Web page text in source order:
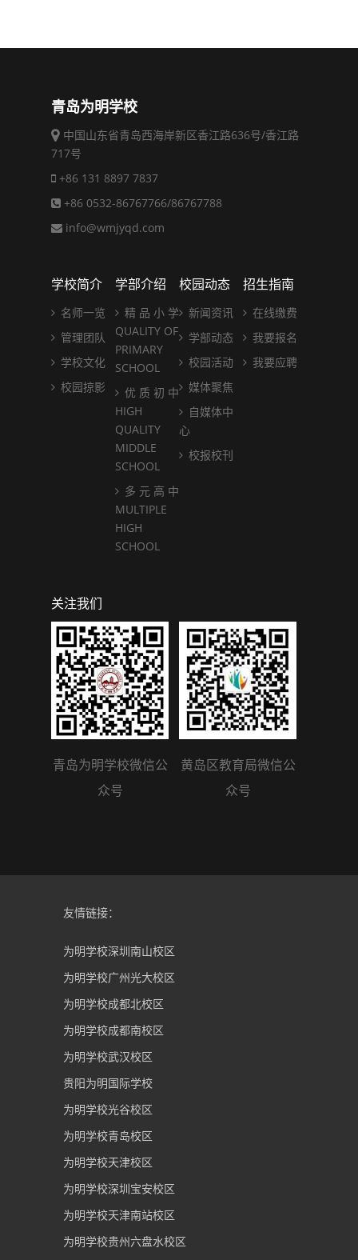
青岛为明学校
中国山东省青岛西海岸新区香江路636号/香江路
717号
+86 131 8897 7837
+86 0532-86767766/86767788
info@wmjyqd.com
学校简介
名师一览
管理团队
学校文化
校园掠影
学部介绍
精 品 小 学
QUALITY OF
PRIMARY
SCHOOL
优 质 初 中
HIGH
QUALITY
MIDDLE
SCHOOL
多 元 高 中
MULTIPLE
HIGH
SCHOOL
校园动态
新闻资讯
学部动态
校园活动
媒体聚焦
自媒体中
心
校报校刊
招生指南
在线缴费
我要报名
我要应聘
关注我们
青岛为明学校微信公
众号
黄岛区教育局微信公
众号
友情链接：
为明学校深圳南山校区
为明学校广州光大校区
为明学校成都北校区
为明学校成都南校区
为明学校武汉校区
贵阳为明国际学校
为明学校光谷校区
为明学校青岛校区
为明学校天津校区
为明学校深圳宝安校区
为明学校天津南站校区
为明学校贵州六盘水校区